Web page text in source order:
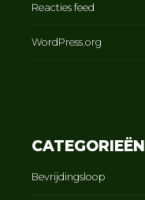
Reacties feed
WordPress.org
CATEGORIEËN
Bevrijdingsloop